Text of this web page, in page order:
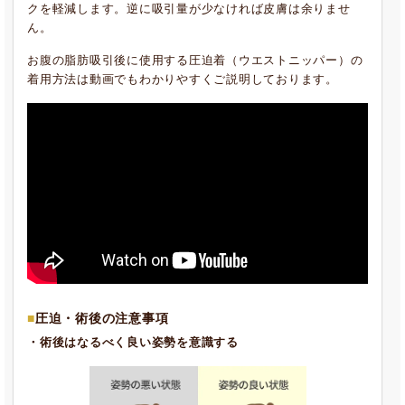
クを軽減します。逆に吸引量が少なければ皮膚は余りませ
ん。
お腹の脂肪吸引後に使用する圧迫着（ウエストニッパー）の
着用方法は動画でもわかりやすくご説明しております。
圧迫・術後の注意事項
・術後はなるべく良い姿勢を意識する